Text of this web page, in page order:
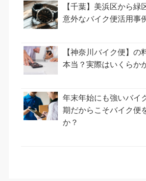
【千葉】美浜区から
意外なバイク便活用事
【神奈川バイク便】の
本当？実際はいくらか
年末年始にも強いバイ
期だからこそバイク便
か？